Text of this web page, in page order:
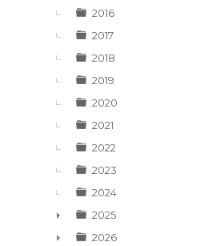
2016
2017
2018
2019
2020
2021
2022
2023
2024
►
2025
2026